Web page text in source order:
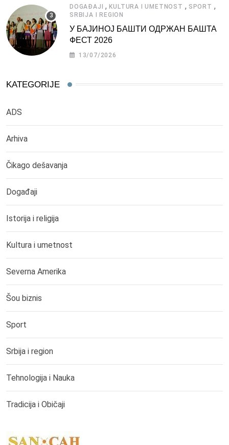
DOGAĐAJI ,KULTURA I UMETNOST , SPORT ,
SRBIJA I REGION
У БАЈИНОЈ БАШТИ ОДРЖАН БАШТА
ФЕСТ 2026
13/07/2026
KATEGORIJE
ADS
Arhiva
Čikago dešavanja
Događaji
Istorija i religija
Kultura i umetnost
Severna Amerika
Šou biznis
Sport
Srbija i region
Tehnologija i Nauka
Tradicija i Običaji